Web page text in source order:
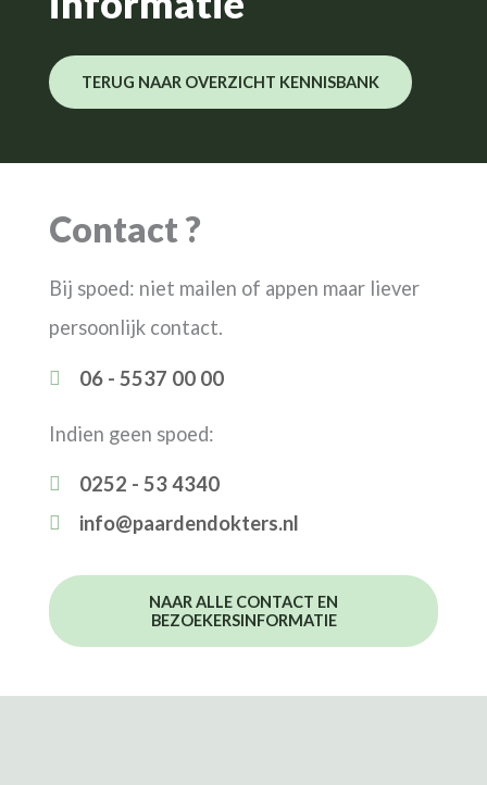
TERUG NAAR OVERZICHT KENNISBANK
Contact ?
Bij spoed: niet mailen of appen maar liever
persoonlijk contact.
06 - 5537 00 00
Indien geen spoed:
0252 - 53 4340
info@paardendokters.nl
NAAR ALLE CONTACT EN
BEZOEKERSINFORMATIE